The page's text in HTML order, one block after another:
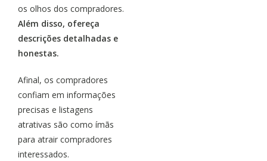
os olhos dos compradores.
Além disso, ofereça
descrições detalhadas e
honestas.
Afinal, os compradores
confiam em informações
precisas e listagens
atrativas são como ímãs
para atrair compradores
interessados.